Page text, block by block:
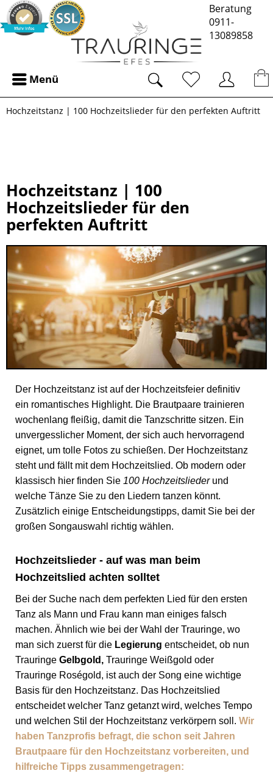
Beratung
0911-
13089858
Menü
Hochzeitstanz | 100 Hochzeitslieder für den perfekten Auftritt
Hochzeitstanz | 100
Hochzeitslieder für den
perfekten Auftritt
Der Hochzeitstanz ist auf der Hochzeitsfeier definitiv
ein romantisches Highlight. Die Brautpaare trainieren
wochenlang fleißig, damit die Tanzschritte sitzen. Ein
unvergesslicher Moment, der sich auch hervorragend
eignet, um tolle Fotos zu schießen. Der Hochzeitstanz
steht und fällt mit dem Hochzeitslied. Ob modern oder
klassisch hier finden Sie 100 Hochzeitslieder und
welche Tänze Sie zu den Liedern tanzen könnt.
Zusätzlich einige Entscheidungstipps, damit Sie bei der
großen Songauswahl richtig wählen.
Hochzeitslieder - auf was man beim
Hochzeitslied achten solltet
Bei der Suche nach dem perfekten Lied für den ersten
Tanz als Mann und Frau kann man einiges falsch
machen. Ähnlich wie bei der Wahl der Trauringe, wo
man sich zuerst für die Legierung entscheidet, ob nun
Trauringe Gelbgold , Trauringe Weißgold oder
Trauringe Roségold, ist auch der Song eine wichtige
Basis für den Hochzeitstanz. Das Hochzeitslied
entscheidet welcher Tanz getanzt wird, welches Tempo
und welchen Stil der Hochzeitstanz verkörpern soll. Wir
haben Tanzprofis befragt, die schon seit Jahren
Brautpaare für den Hochzeitstanz vorbereiten, und
hilfreiche Tipps zusammengetragen: